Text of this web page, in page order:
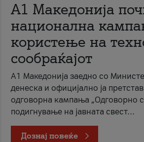
A1 Македонија
национална
користење на
сообраќајот
A1 Македонија заедно со
денеска и официјално ја
одговорна кампања „Одговорно
подигнување на јавната свест...
Дознај повеќе